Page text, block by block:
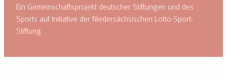
Ein Gemeinschaftsprojekt deutscher Stiftungen und des
Sports auf Initiative der Niedersächsischen Lotto-Sport-
Stiftung